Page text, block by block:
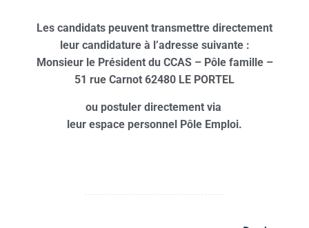
Les candidats peuvent transmettre directement
leur candidature à l’adresse suivante :
Monsieur le Président du CCAS – Pôle famille –
51 rue Carnot 62480 LE PORTEL
ou postuler directement via
leur espace personnel Pôle Emploi.